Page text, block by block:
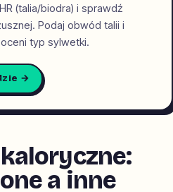
(talia/biodra) i sprawdź
Podaj obwód talii i
typ sylwetki.
→
a inne